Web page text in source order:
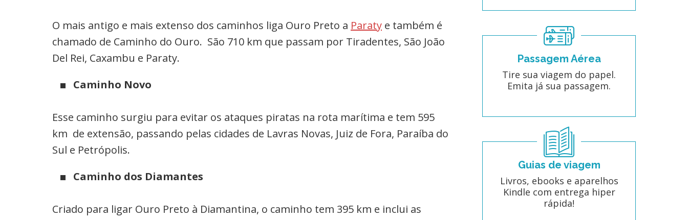
O mais antigo e mais extenso dos caminhos liga Ouro Preto a Paraty e também é
chamado de Caminho do Ouro. São 710 km que passam por Tiradentes, São João
Del Rei, Caxambu e Paraty.
Caminho Novo
Esse caminho surgiu para evitar os ataques piratas na rota marítima e tem 595
km de extensão, passando pelas cidades de Lavras Novas, Juiz de Fora, Paraíba do
Sul e Petrópolis.
Caminho dos Diamantes
Criado para ligar Ouro Preto à Diamantina, o caminho tem 395 km e inclui as
Passagem Aérea
Tire sua viagem do papel.
Emita já sua passagem.
Guias de viagem
Livros, ebooks e aparelhos
Kindle com entrega hiper
rápida!